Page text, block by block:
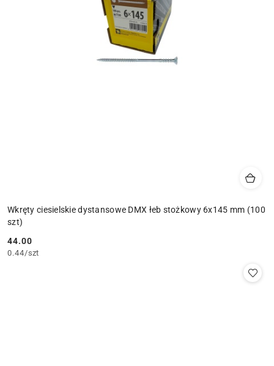
Wkręty ciesielskie dystansowe DMX łeb stożkowy 6x145 mm (100
szt)
Cena:
44.00
0.44/szt